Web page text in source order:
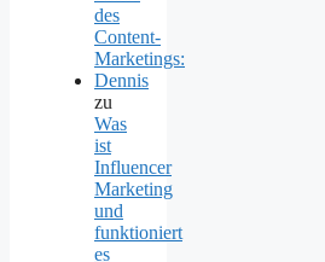
des
Content-
Marketings:
Dennis
zu
Was
ist
Influencer
Marketing
und
funktioniert
es